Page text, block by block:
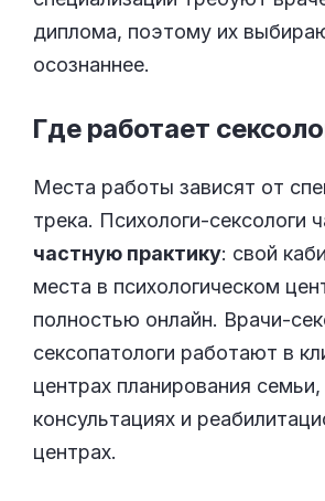
диплома, поэтому их
осознаннее.
Где работает
Места работы зависят от
трека. Психологи-сексологи
частную практику: свой
места в психологическом
полностью онлайн. Врачи-
сексопатологи работают в
центрах планирования
консультациях и
центрах.